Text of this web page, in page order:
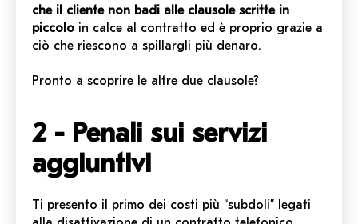
che il cliente non badi alle clausole scritte in
piccolo in calce al contratto ed è proprio grazie a
ciò che riescono a spillargli più denaro.
Pronto a scoprire le altre due clausole?
2 - Penali sui servizi
aggiuntivi
Ti presento il primo dei costi più “subdoli” legati